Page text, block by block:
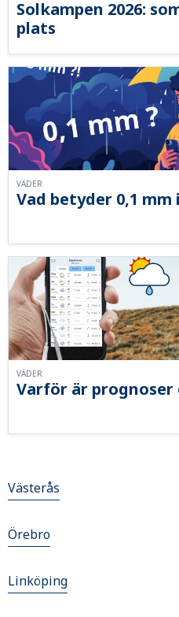
Solkampen 2026:
plats
Vad betyder 0,1 mm
VÄDER
Varför är prognoser
VÄDER
Västerås
Örebro
Linköping